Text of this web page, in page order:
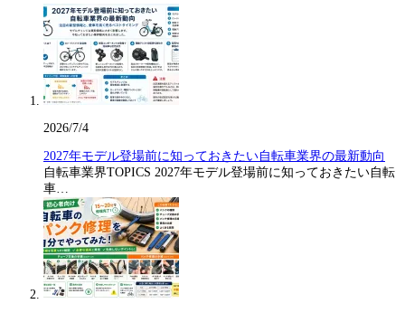
2026/7/4
2027年モデル登場前に知っておきたい自転車業界の最新動向
自転車業界TOPICS 2027年モデル登場前に知っておきたい自転
車…